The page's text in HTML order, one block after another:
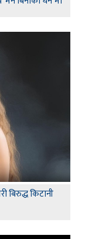
बिरुद्ध किटानी